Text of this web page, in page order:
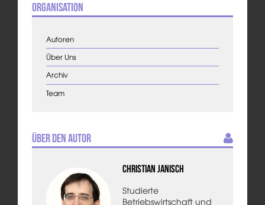
Organisation
Autoren
Über Uns
Archiv
Team
Über den Autor
Christian Janisch
Studierte
Betriebswirtschaft und